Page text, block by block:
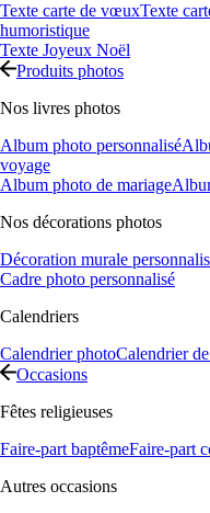
Texte carte de vœuxTexte
humoristique
Texte Joyeux Noël
Produits photos
Nos livres photos
Album photo personnalisé
voyage
Album photo de mariage
Nos décorations photos
Décoration murale
Cadre photo personnalisé
Calendriers
Calendrier photoCalendrier
Occasions
Fêtes religieuses
Faire-part baptêmeFaire-part
Autres occasions